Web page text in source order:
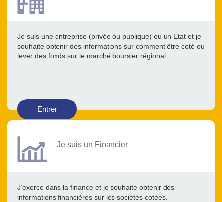
Je suis une entreprise (privée ou publique) ou un Etat et je
souhaite obtenir des informations sur comment être coté ou
lever des fonds sur le marché boursier régional.
Entrer
Je suis un Financier
J’exerce dans la finance et je souhaite obtenir des
informations financières sur les sociétés cotées.